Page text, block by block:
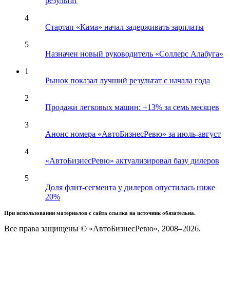
4
Стартап «Кама» начал задерживать зарплаты
5
Назначен новый руководитель «Соллерс Алабуга»
1
Рынок показал лучший результат с начала года
2
Продажи легковых машин: +13% за семь месяцев
3
Анонс номера «АвтоБизнесРевю» за июль-август
4
«АвтоБизнесРевю» актуализировал базу дилеров
5
Доля флит-сегмента у дилеров опустилась ниже
20%
При использовании материалов с сайта ссылка на источник обязательна.
Все права защищены © «АвтоБизнесРевю», 2008–2026.